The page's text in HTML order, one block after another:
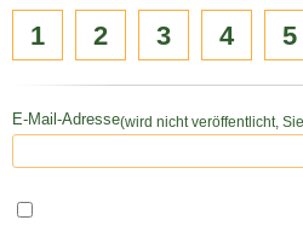
1 2 3 4 5
E-Mail-Adresse(wird nicht veröffentlicht,